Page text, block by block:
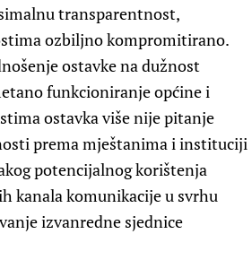
transparentnost,
ozbiljno kompromitirano.
ostavke na dužnost
funkcioniranje općine i
ostavka više nije pitanje
prema mještanima i instituciji
potencijalnog korištenja
kanala komunikacije u svrhu
izvanredne sjednice